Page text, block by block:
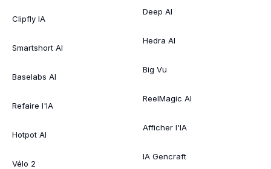
Clipfly IA
Smartshort AI
Baselabs AI
Refaire l'IA
Hotpot AI
Vélo 2
Deep AI
Hedra AI
Big Vu
ReelMagic AI
Afficher l'IA
IA Gencraft